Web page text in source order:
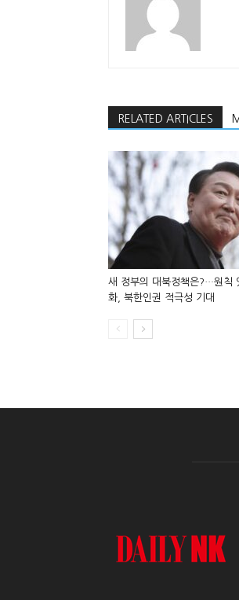
RELATED ARTICLES
새 정부의 대북정책은?…원칙
화, 북한인권 적극성 기대